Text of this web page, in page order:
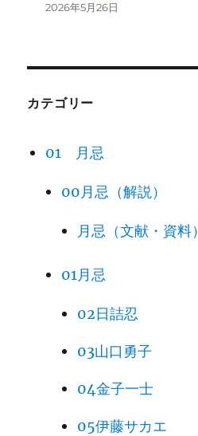
2026年5月26日
カテゴリー
01 月忌
00月忌（解説）
月忌（文献・資料）
01月忌
02日詰忍
03山口勇子
04金子一士
05伊藤サカエ